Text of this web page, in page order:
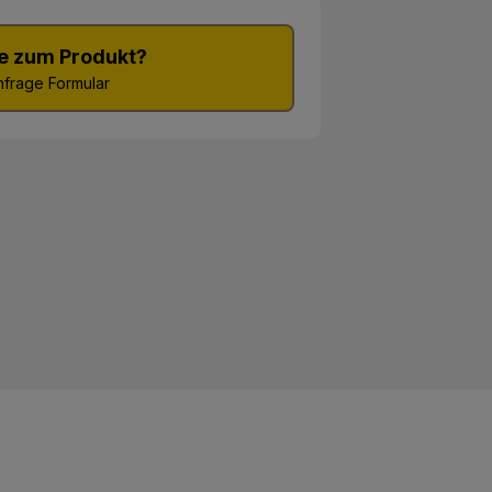
zum Produkt?
Formular